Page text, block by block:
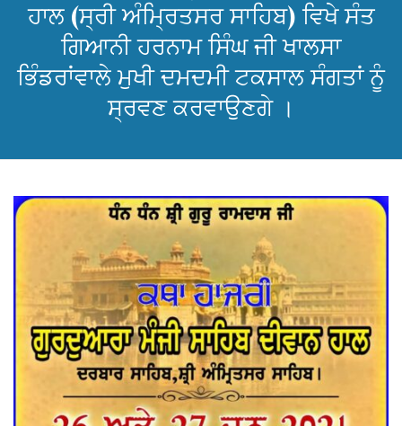
ਹਾਲ (ਸ੍ਰੀ ਅੰਮ੍ਰਿਤਸਰ ਸਾਹਿਬ) ਵਿਖੇ ਸੰਤ
ਗਿਆਨੀ ਹਰਨਾਮ ਸਿੰਘ ਜੀ ਖਾਲਸਾ
ਭਿੰਡਰਾਂਵਾਲੇ ਮੁਖੀ ਦਮਦਮੀ ਟਕਸਾਲ ਸੰਗਤਾਂ ਨੂੰ
ਸ੍ਰਵਣ ਕਰਵਾਉਣਗੇ ।